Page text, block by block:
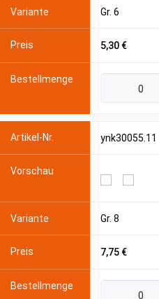
Gr. 6
5,30 €
ynk30055.11
Gr. 8
7,75 €